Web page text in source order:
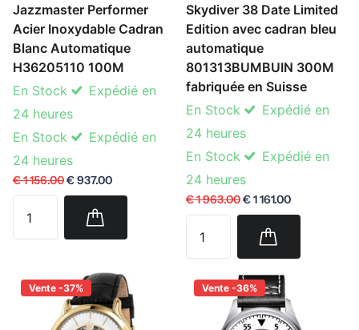
Jazzmaster Performer
Acier Inoxydable Cadran
Blanc Automatique
H36205110 100M
En Stock
Expédié en
24 heures
En Stock
Expédié en
24 heures
€ 1 156.00€ 937.00
Skydiver 38 Date Limited
Edition avec cadran bleu
automatique
801313BUMBUIN 300M
fabriquée en Suisse
En Stock
Expédié en
24 heures
En Stock
Expédié en
24 heures
€ 1 963.00€ 1 161.00
Vente -37% Vente -36%